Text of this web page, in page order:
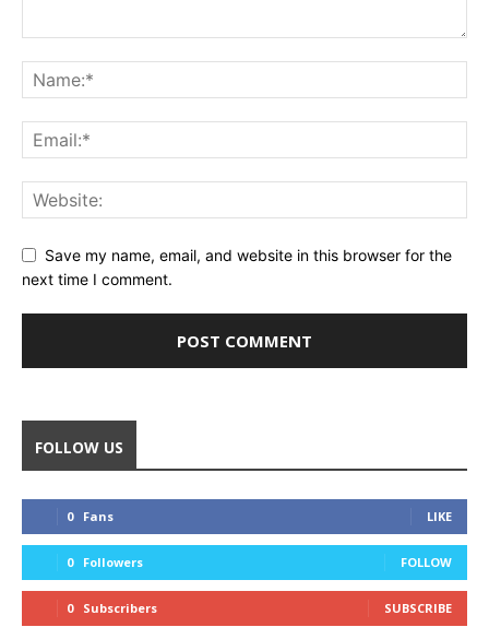
Save my name, email, and website in this browser for the
next time I comment.
FOLLOW US
0 Fans LIKE
0 Followers FOLLOW
0 Subscribers SUBSCRIBE